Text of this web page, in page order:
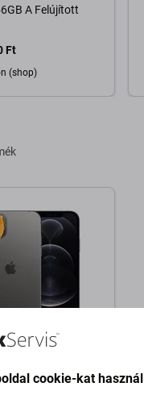
A Felújított
Ft
(shop)
12 Pro Max
cookie-kat használ